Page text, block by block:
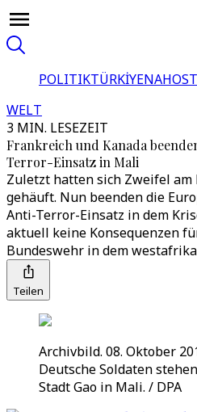
POLITIKTÜRKİYENAHOST
WELT
3 MIN. LESEZEIT
Frankreich und Kanada
Terror-Einsatz in Mali
Zuletzt hatten sich Zweifel
gehäuft. Nun beenden die
Anti-Terror-Einsatz in dem
aktuell keine Konsequenzen
Bundeswehr in dem
Teilen
Archivbild. 08. Oktober
Deutsche Soldaten
Stadt Gao in Mali. / DPA